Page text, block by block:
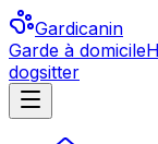
Gardicanin
Garde à domicile
dogsitter